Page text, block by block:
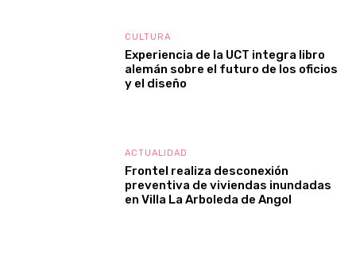
CULTURA
Experiencia de la UCT integra libro
alemán sobre el futuro de los oficios
y el diseño
ACTUALIDAD
Frontel realiza desconexión
preventiva de viviendas inundadas
en Villa La Arboleda de Angol